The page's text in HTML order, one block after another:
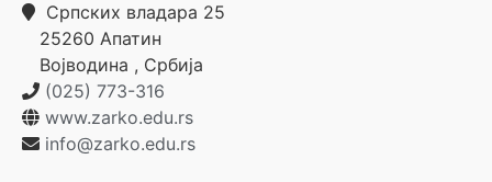
Српских владара 25
25260 Апатин
Војводина , Србија
(025) 773-316
www.zarko.edu.rs
info@zarko.edu.rs